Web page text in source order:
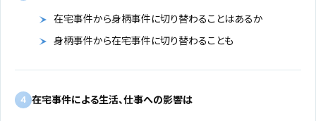
在宅事件から身柄事件に切り替わることはあるか
身柄事件から在宅事件に切り替わることも
4 在宅事件による生活、仕事への影響は